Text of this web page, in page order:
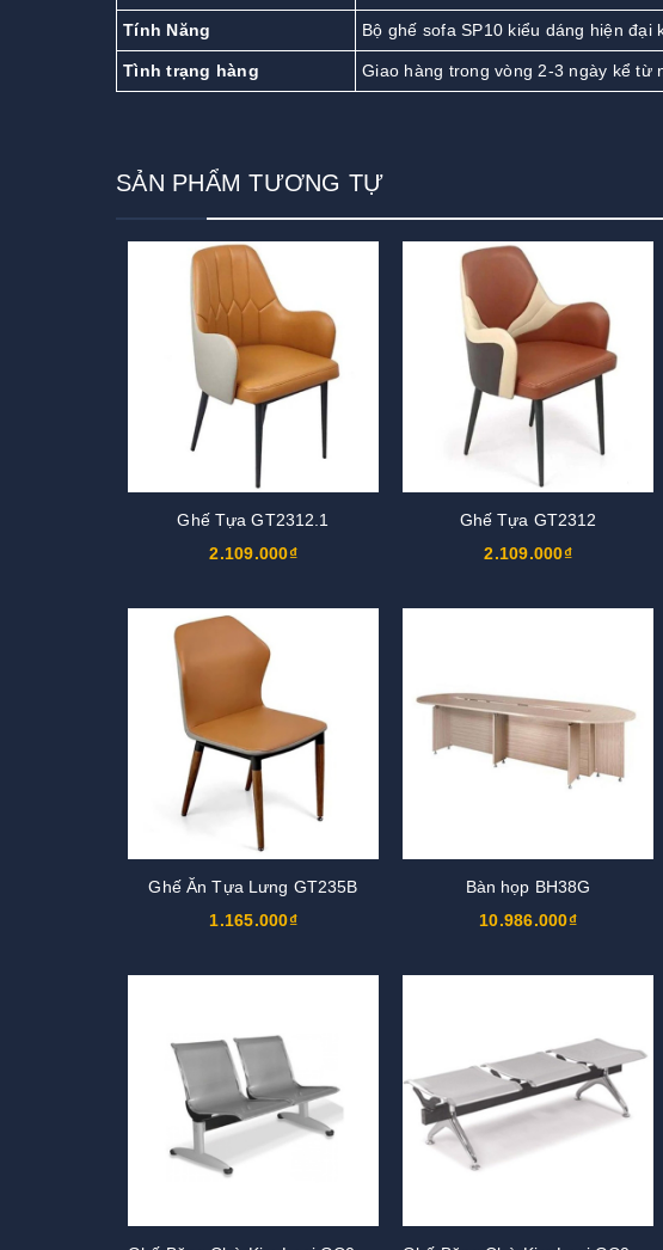
Tính Năng Bộ ghế sofa SP10 kiểu dáng hiện đại
Tình trạng hàng Giao hàng trong vòng 2-3 ngày kể từ
SẢN PHẨM TƯƠNG TỰ
Ghế Tựa GT2312.1
2.109.000₫
Ghế Tựa GT2312
2.109.000₫
Ghế Ăn Tựa Lưng GT235B
1.165.000₫
Bàn họp BH38G
10.986.000₫